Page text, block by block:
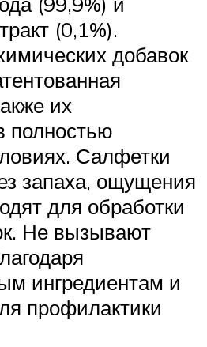
(0,1%).
добавок
их
полностью
Салфетки
запаха, ощущения
для обработки
Не вызывают
ингредиентам и
профилактики